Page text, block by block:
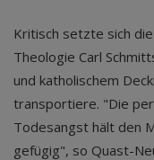
Kritisch setzte sich
Theologie Carl
und katholischem
transportiere. "Die
Todesangst hält den
gefügig", so Quast-